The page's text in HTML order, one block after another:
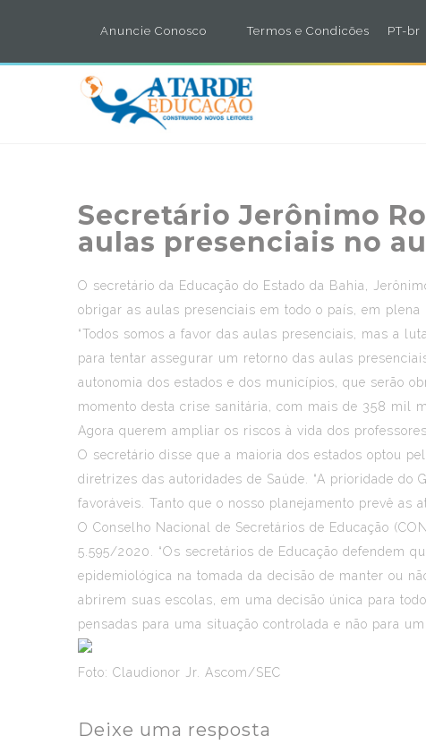
Anuncie Conosco Termos e Condicões PT-br
Secretário Jerônimo
aulas presenciais no
O secretário da Educação do Estado da Bahia,
obrigar as aulas presenciais em todo o país, em
“Todos somos a favor das aulas presenciais, mas a
para tentar assegurar um retorno das aulas
autonomia dos estados e dos municípios, que serão
momento desta crise sanitária, com mais de 358 mil
Agora querem ampliar os riscos à vida dos
O secretário disse que a maioria dos estados optou
diretrizes das autoridades de Saúde. “A prioridade do
favoráveis. Tanto que o nosso planejamento prevê as
O Conselho Nacional de Secretários de Educação
5.595/2020. “Os secretários de Educação defendem
epidemiológica na tomada da decisão de manter ou
abrirem suas escolas, em uma decisão única para
pensadas para uma situação controlada e não para
Foto: Claudionor Jr. Ascom/SEC
Deixe uma resposta